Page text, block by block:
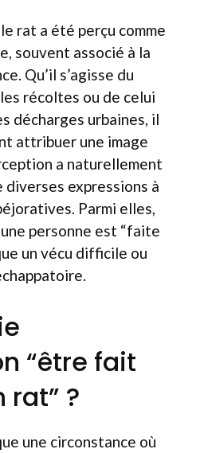
rat a été perçu comme
souvent associé à la
Qu’il s’agisse du
récoltes ou de celui
décharges urbaines, il
attribuer une image
a naturellement
diverses expressions à
Parmi elles,
personne est “faite
un vécu difficile ou
“être fait
?
une circonstance où